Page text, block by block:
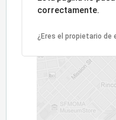
correctamente.
¿Eres el propietario de